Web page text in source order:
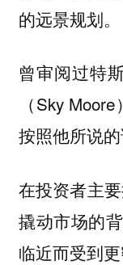
的远景规划。
曾审阅过特
（Sky
按照他所说
在投资者主
撬动市场的
临近而受到